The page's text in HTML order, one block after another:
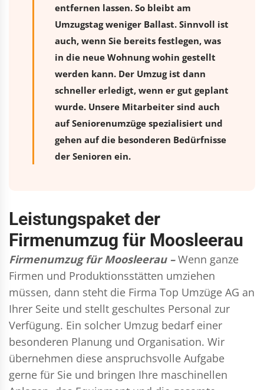
entfernen lassen. So bleibt am
Umzugstag weniger Ballast. Sinnvoll ist
auch, wenn Sie bereits festlegen, was
in die neue Wohnung wohin gestellt
werden kann. Der Umzug ist dann
schneller erledigt, wenn er gut geplant
wurde. Unsere Mitarbeiter sind auch
auf Seniorenumzüge spezialisiert und
gehen auf die besonderen Bedürfnisse
der Senioren ein.
Leistungspaket der
Firmenumzug für Moosleerau
Firmenumzug für Moosleerau – Wenn ganze
Firmen und Produktionsstätten umziehen
müssen, dann steht die Firma Top Umzüge AG an
Ihrer Seite und stellt geschultes Personal zur
Verfügung. Ein solcher Umzug bedarf einer
besonderen Planung und Organisation. Wir
übernehmen diese anspruchsvolle Aufgabe
gerne für Sie und bringen Ihre maschinellen